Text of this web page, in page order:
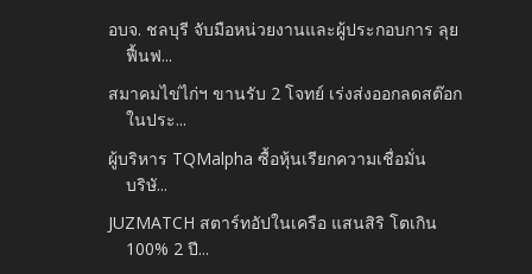
อบจ. ชลบุรี จับมือหน่วยงานและผู้ประกอบการ ลุย
ฟื้นฟ...
สมาคมไข่ไก่ฯ ขานรับ 2 โจทย์ เร่งส่งออกลดสต๊อก
ในประ...
ผู้บริหาร TQMalpha ซื้อหุ้นเรียกความเชื่อมั่น
บริษั...
JUZMATCH สตาร์ทอัปในเครือ แสนสิริ โตเกิน
100% 2 ปี...